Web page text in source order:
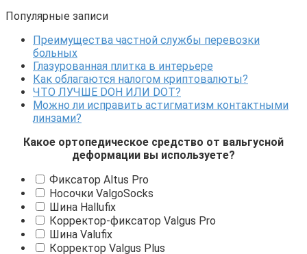
Популярные записи
Преимущества частной службы перевозки
больных
Глазурованная плитка в интерьере
Как облагаются налогом криптовалюты?
ЧТО ЛУЧШЕ DOH ИЛИ DOT?
Можно ли исправить астигматизм контактными
линзами?
Какое ортопедическое средство от вальгусной
деформации вы используете?
Фиксатор Altus Pro
Носочки ValgoSocks
Шина Hallufix
Корректор-фиксатор Valgus Pro
Шина Valufix
Корректор Valgus Plus